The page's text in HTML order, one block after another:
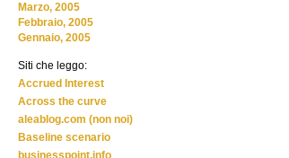
Marzo, 2005
Febbraio, 2005
Gennaio, 2005
Siti che leggo:
Accrued Interest
Across the curve
aleablog.com (non noi)
Baseline scenario
businesspoint.info